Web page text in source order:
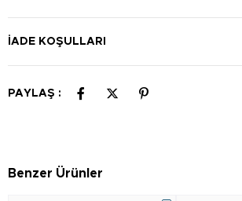
İADE KOŞULLARI
PAYLAŞ :
Benzer Ürünler